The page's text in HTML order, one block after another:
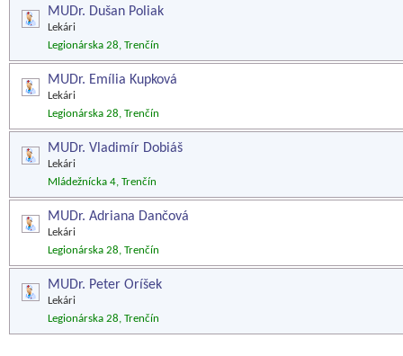
MUDr. Dušan Poliak
Lekári
Legionárska 28, Trenčín
MUDr. Emília Kupková
Lekári
Legionárska 28, Trenčín
MUDr. Vladimír Dobiáš
Lekári
Mládežnícka 4, Trenčín
MUDr. Adriana Dančová
Lekári
Legionárska 28, Trenčín
MUDr. Peter Oríšek
Lekári
Legionárska 28, Trenčín